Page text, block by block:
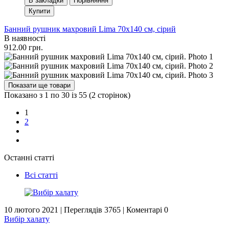
Купити
Банний рушник махровий Lima 70х140 см, сірий
В наявності
912.00 грн.
Показати ще товари
Показано з 1 по 30 із 55 (2 сторінок)
1
2
Останні статті
Всі статті
10 лютого 2021 | Переглядів 3765 | Коментарі 0
Вибір халату